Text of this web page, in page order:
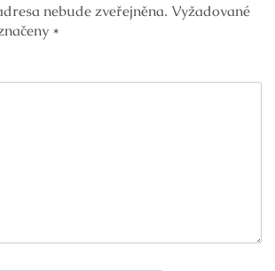
nebude zveřejněna. Vyžadované
*